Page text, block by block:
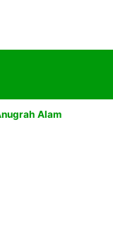
Alam